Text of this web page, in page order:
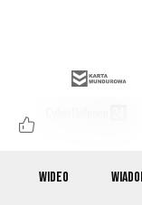
WIDEO